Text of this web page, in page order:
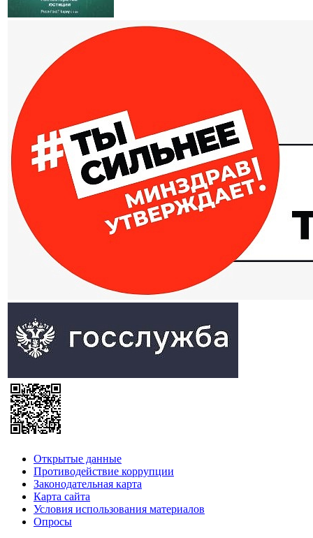
Открытые данные
Противодействие коррупции
Законодательная карта
Карта сайта
Условия использования материалов
Опросы